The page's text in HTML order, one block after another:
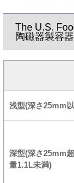
The U.S.
陶磁器製容
浅型(深さ25mm
深型(深さ25mm
量1.1L未満)